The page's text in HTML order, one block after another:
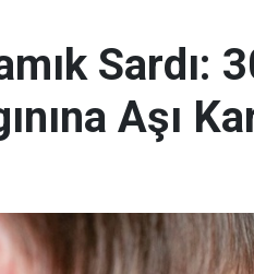
Sardı:
Aşı